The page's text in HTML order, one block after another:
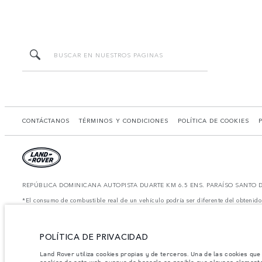
CONTÁCTANOS TÉRMINOS Y CONDICIONES POLÍTICA DE COOKIES
REPÚBLICA DOMINICANA AUTOPISTA DUARTE KM 6.5 ENS. PARAÍSO SANTO
*El consumo de combustible real de un vehículo podría ser diferente del
*Las imágenes y especificaciones mostradas son de carácter meramente
distribuidor de su preferencia, quien podrá dar a conocer las restricciones
Jaguar Land Rover Limited busca constantemente nuevas formas de mejorar
modelo, algunas funciones serán opcionales o vendrán incluidas de serie. La
POLÍTICA DE PRIVACIDAD
Land Rover utiliza cookies propias y de terceros. Una de las cookies